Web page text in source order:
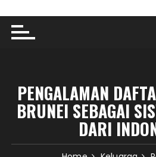
PENGALAMAN
BRUNEI SEBAGAI
DARI